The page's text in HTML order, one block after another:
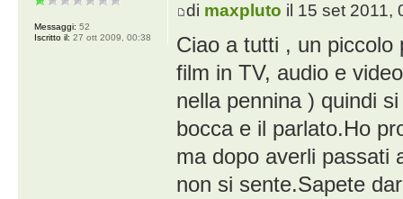
di maxpluto il 15 set 2011,
Ciao a tutti , un piccolo
film in TV, audio e
nella pennina ) quindi
bocca e il parlato.Ho
ma dopo averli passati
non si sente.Sapete
Messaggi: 52
Iscritto il: 27 ott 2009, 00:38